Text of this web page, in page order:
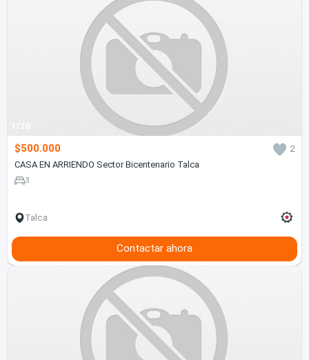
1/20
$500.000
2
CASA EN ARRIENDO Sector Bicentenario Talca
3
Talca
Contactar ahora